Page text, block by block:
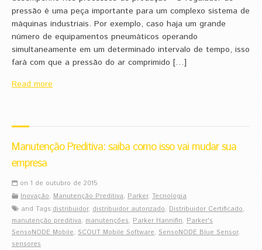
pressão é uma peça importante para um complexo sistema de
máquinas industriais. Por exemplo, caso haja um grande
número de equipamentos pneumáticos operando
simultaneamente em um determinado intervalo de tempo, isso
fará com que a pressão do ar comprimido […]
Read more
Manutenção Preditiva: saiba como isso vai mudar sua
empresa
on 1 de outubro de 2015
Inovação, Manutenção Preditiva, Parker, Tecnologia
and Tags:distribuidor, distribuidor autorizado, Distribuidor Certificado,
manutenção preditiva, manutenções, Parker Hannifin, Parker's
SensoNODE Mobile, SCOUT Mobile Software, SensoNODE Blue Sensor,
sensores